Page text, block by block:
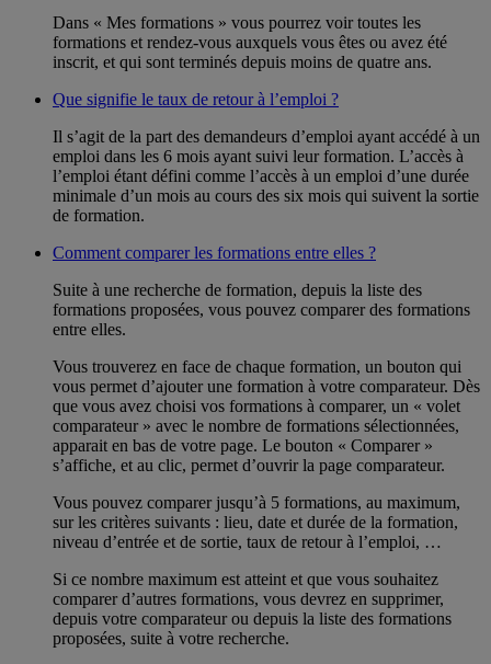
Dans « Mes formations » vous pourrez voir toutes les
formations et rendez-vous auxquels vous êtes ou avez été
inscrit, et qui sont terminés depuis moins de quatre ans.
Que signifie le taux de retour à l’emploi ?
Il s’agit de la part des demandeurs d’emploi ayant accédé à un
emploi dans les 6 mois ayant suivi leur formation. L’accès à
l’emploi étant défini comme l’accès à un emploi d’une durée
minimale d’un mois au cours des six mois qui suivent la sortie
de formation.
Comment comparer les formations entre elles ?
Suite à une recherche de formation, depuis la liste des
formations proposées, vous pouvez comparer des formations
entre elles.
Vous trouverez en face de chaque formation, un bouton qui
vous permet d’ajouter une formation à votre comparateur. Dès
que vous avez choisi vos formations à comparer, un « volet
comparateur » avec le nombre de formations sélectionnées,
apparait en bas de votre page. Le bouton « Comparer »
s’affiche, et au clic, permet d’ouvrir la page comparateur.
Vous pouvez comparer jusqu’à 5 formations, au maximum,
sur les critères suivants : lieu, date et durée de la formation,
niveau d’entrée et de sortie, taux de retour à l’emploi, …
Si ce nombre maximum est atteint et que vous souhaitez
comparer d’autres formations, vous devrez en supprimer,
depuis votre comparateur ou depuis la liste des formations
proposées, suite à votre recherche.